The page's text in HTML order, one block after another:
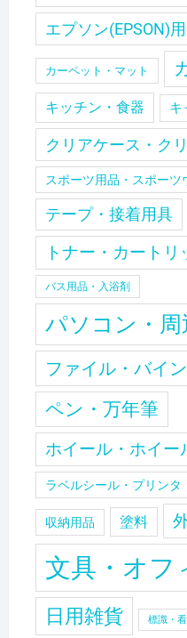
エプソン(EPSON)用
カーペット・マット
キッチン・食器 キ
クリアケース・ク
スポーツ用品・スポーツ
テープ・接着用具
トナー・カートリ
バス用品・入浴剤
パソコン・周
ファイル・バイ
ペン・万年筆
ホイール・ホイー
ラベルシール・プリンタ
収納用品 塗料
文具・オフ
日用雑貨 標識・